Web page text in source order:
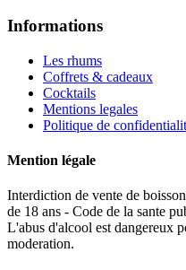
Informations
Les rhums
Coffrets & cadeaux
Cocktails
Mentions legales
Politique de
Mention légale
Interdiction de vente de
de 18 ans - Code de la sante
L'abus d'alcool est dangereux
moderation.